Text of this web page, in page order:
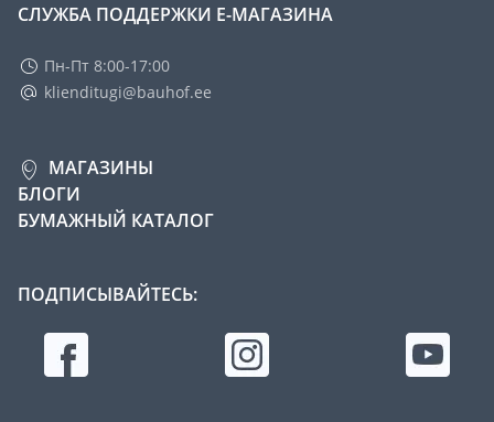
СЛУЖБА ПОДДЕРЖКИ Е-МАГАЗИНА
Пн-Пт 8:00-17:00
klienditugi@bauhof.ee
МАГАЗИНЫ
БЛОГИ
БУМАЖНЫЙ КАТАЛОГ
ПОДПИСЫВАЙТЕСЬ: